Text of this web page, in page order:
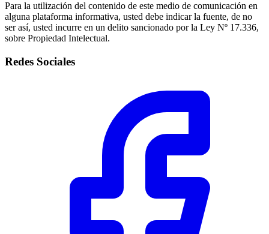
Para la utilización del contenido de este medio de comunicación en
alguna plataforma informativa, usted debe indicar la fuente, de no
ser así, usted incurre en un delito sancionado por la Ley Nº 17.336,
sobre Propiedad Intelectual.
Redes Sociales